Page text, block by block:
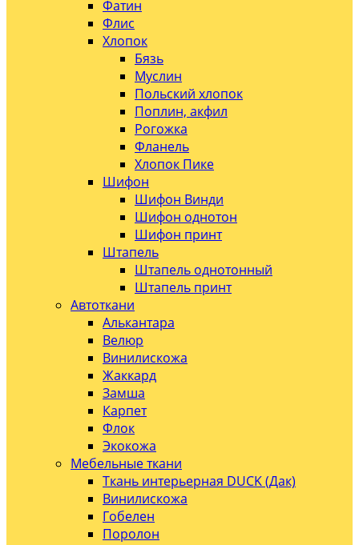
Фатин
Флис
Хлопок
Бязь
Муслин
Польский хлопок
Поплин, акфил
Рогожка
Фланель
Хлопок Пике
Шифон
Шифон Винди
Шифон однотон
Шифон принт
Штапель
Штапель однотонный
Штапель принт
Автоткани
Алькантара
Велюр
Винилискожа
Жаккард
Замша
Карпет
Флок
Экокожа
Мебельные ткани
Ткань интерьерная DUCK (Дак)
Винилискожа
Гобелен
Поролон